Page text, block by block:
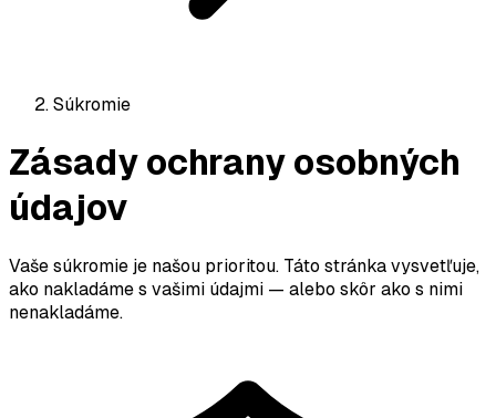
Súkromie
Zásady ochrany osobných
údajov
Vaše súkromie je našou prioritou. Táto stránka vysvetľuje,
ako nakladáme s vašimi údajmi — alebo skôr ako s nimi
nenakladáme.